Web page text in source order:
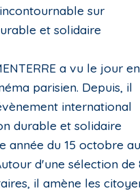
sur
et solidaire
a vu le jour en
parisien. Depuis, il
international
durable et solidaire
année du 15 octobre au
d'une sélection de
il amène les